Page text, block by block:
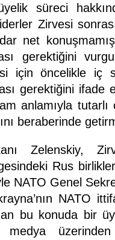
süreci
Zirvesi
net
gerektiğini
için öncelikle iç
gerektiğini ifade
anlamıyla tutarlı
beraberinde
Zelenskiy,
Rus
NATO Genel
NATO
bu konuda bir
üzerinden